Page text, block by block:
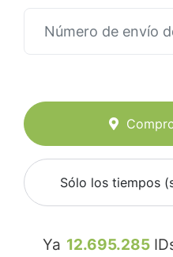
Sólo los tiempos
Ya 12.695.285